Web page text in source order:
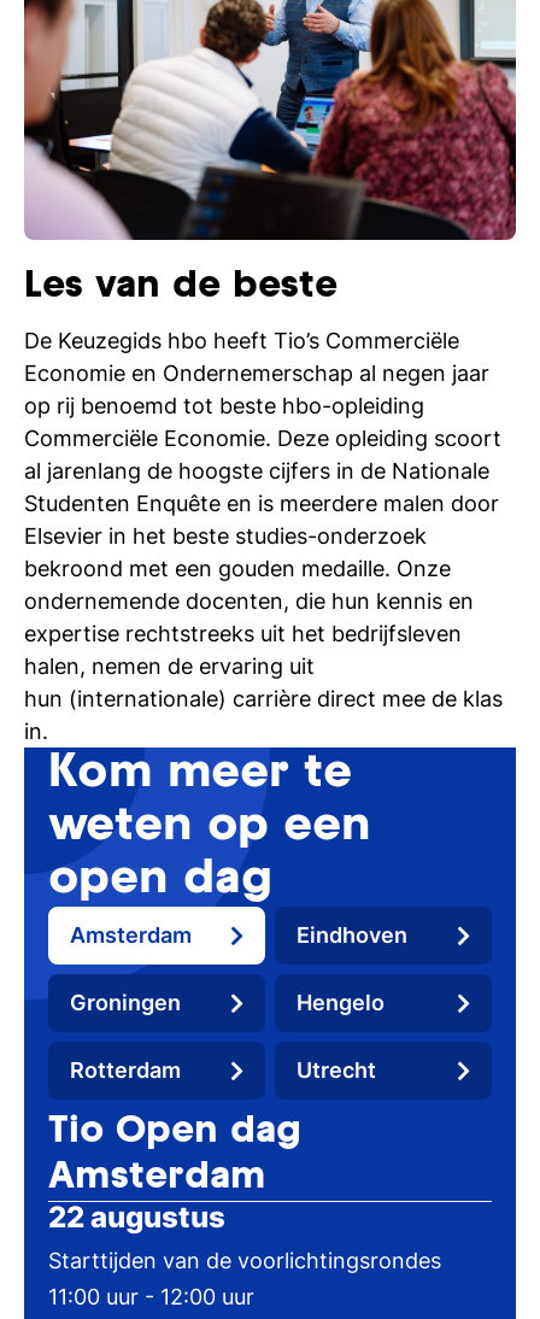
Les van de beste
De Keuzegids hbo heeft Tio’s Commerciële
Economie en Ondernemerschap al negen jaar
op rij benoemd tot beste hbo-opleiding
Commerciële Economie. Deze opleiding scoort
al jarenlang de hoogste cijfers in de Nationale
Studenten Enquête en is meerdere malen door
Elsevier in het beste studies-onderzoek
bekroond met een gouden medaille. Onze
ondernemende docenten, die hun kennis en
expertise rechtstreeks uit het bedrijfsleven
halen, nemen de ervaring uit
hun (internationale) carrière direct mee de klas
in.
Kom meer te
weten op een
open dag
Amsterdam Eindhoven
Groningen Hengelo
Rotterdam Utrecht
Tio Open dag
Amsterdam
22 augustus
Starttijden van de voorlichtingsrondes
11:00 uur - 12:00 uur